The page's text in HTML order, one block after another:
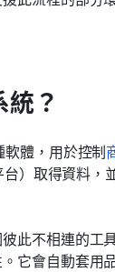
？
體，用於控制
台）取得資料
此不相連的工
它會自動套用